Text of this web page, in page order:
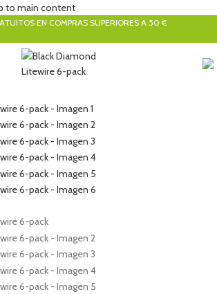
to main content
EN COMPRAS SUPERIORES A 50 €